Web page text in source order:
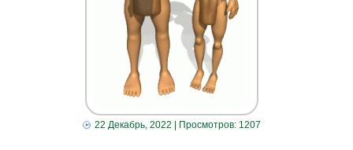
22 Декабрь, 2022 | Просмотров: 1207